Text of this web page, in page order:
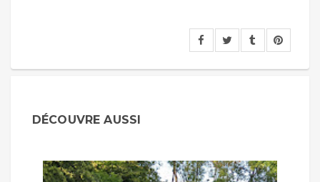
DÉCOUVRE AUSSI